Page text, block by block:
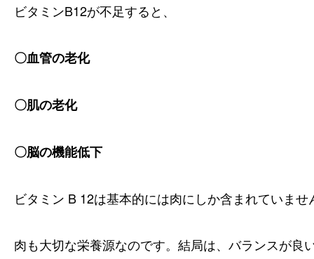
ビタミンB12が不足すると、
〇血管の老化
〇肌の老化
〇脳の機能低下
ビタミン B 12は基本的には肉にしか含まれていませ
肉も大切な栄養源なのです。 結局は、バランスが良